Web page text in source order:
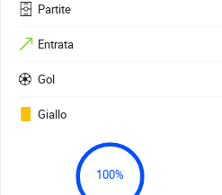
Partite
Entrata
Gol
Giallo
100%